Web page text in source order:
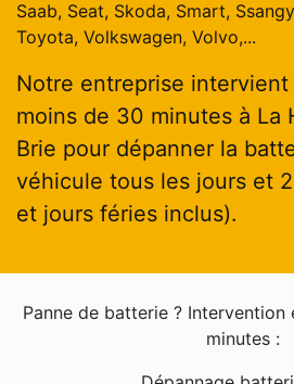
Saab, Seat, Skoda, Smart,
Toyota, Volkswagen, Volvo,...
Notre entreprise
moins de 30 minutes à La
Brie pour dépanner la
véhicule tous les jours et
et jours féries inclus).
Panne de batterie ? Intervention
minutes :